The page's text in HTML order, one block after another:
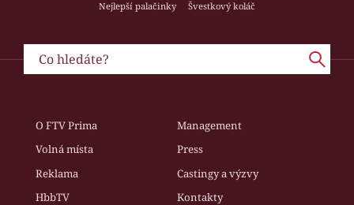
Nejlepší palačinky
Švestkový koláč
O FTV Prima
Management
Volná místa
Press
Reklama
Castingy a výzvy
HbbTV
Kontakty